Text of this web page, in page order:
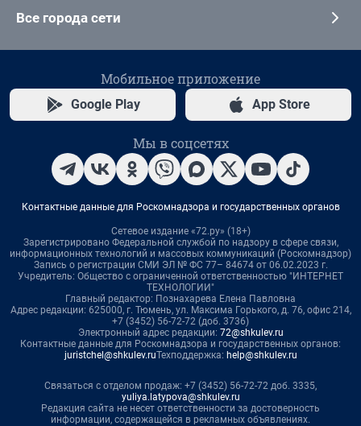
Все города сети
Мобильное приложение
Google Play App Store
Мы в соцсетях
Контактные данные для Роскомнадзора и государственных органов
Сетевое издание «72.ру» (18+)
Зарегистрировано Федеральной службой по надзору в сфере связи,
информационных технологий и массовых коммуникаций (Роскомнадзор)
Запись о регистрации СМИ ЭЛ № ФС 77– 84674 от 06.02.2023 г.
Учредитель: Общество с ограниченной ответственностью "ИНТЕРНЕТ
ТЕХНОЛОГИИ"
Главный редактор: Познахарева Елена Павловна
Адрес редакции: 625000, г. Тюмень, ул. Максима Горького, д. 76, офис 214,
+7 (3452) 56-72-72 (доб. 3736)
Электронный адрес редакции: 72@shkulev.ru
Контактные данные для Роскомнадзора и государственных органов:
juristchel@shkulev.ruТехподдержка: help@shkulev.ru
Связаться с отделом продаж: +7 (3452) 56-72-72 доб. 3335,
yuliya.latypova@shkulev.ru
Редакция сайта не несет ответственности за достоверность
информации, содержащейся в рекламных объявлениях.